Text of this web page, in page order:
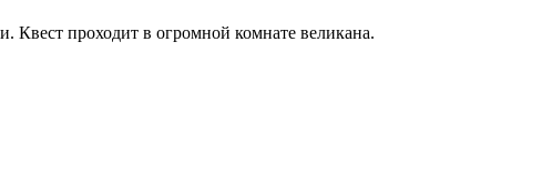
Квест проходит в огромной комнате великана.